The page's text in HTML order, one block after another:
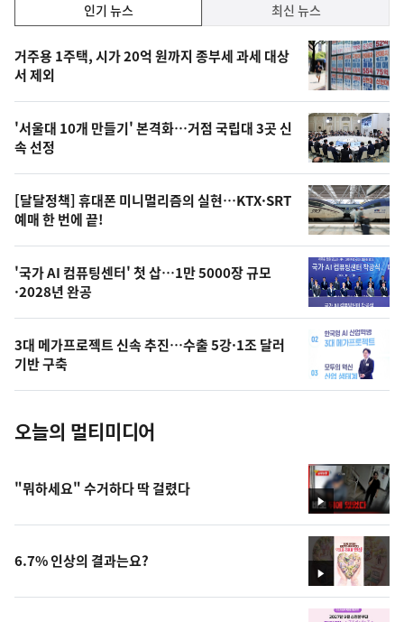
기,
최
신,
오
늘
의
영
상
오
늘
사
진
인기 뉴스 최신 뉴스
기
뉴
스
거주용 1주택, 시가 20억 원까지 종부세 과세 대상
서 제외
'서울대 10개 만들기' 본격화…거점 국립대 3곳 신
속 선정
[달달정책] 휴대폰 미니멀리즘의 실현…KTX·SRT
예매 한 번에 끝!
'국가 AI 컴퓨팅센터' 첫 삽…1만 5000장 규모
·2028년 완공
3대 메가프로젝트 신속 추진…수출 5강·1조 달러
기반 구축
오늘의 멀티미디어
영
상
"뭐하세요" 수거하다 딱 걸렸다
영
상
6.7% 인상의 결과는요?